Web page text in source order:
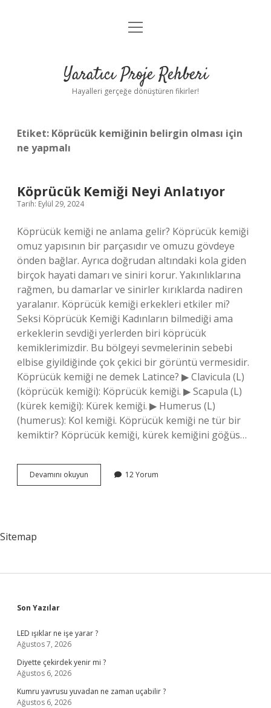
Anasayfa
Yasal Uyarı
menüyü
Yaratıcı Proje Rehberi
Hayalleri gerçeğe dönüştüren fikirler!
Etiket: Köprücük kemiğinin belirgin olması için
ne yapmalı
Köprücük Kemiği Neyi Anlatıyor
Tarih: Eylül 29, 2024
Köprücük kemiği ne anlama gelir? Köprücük kemiği
omuz yapısının bir parçasıdır ve omuzu gövdeye
önden bağlar. Ayrıca doğrudan altındaki kola giden
birçok hayati damarı ve siniri korur. Yakınlıklarına
rağmen, bu damarlar ve sinirler kırıklarda nadiren
yaralanır. Köprücük kemiği erkekleri etkiler mi?
Seksi Köprücük Kemiği Kadınların bilmediği ama
erkeklerin sevdiği yerlerden biri köprücük
kemiklerimizdir. Bu bölgeyi sevmelerinin sebebi
elbise giyildiğinde çok çekici bir görüntü vermesidir.
Köprücük kemiği ne demek Latince? ▶ Clavicula (L)
(köprücük kemiği): Köprücük kemiği. ▶ Scapula (L)
(kürek kemiği): Kürek kemiği. ▶ Humerus (L)
(humerus): Kol kemiği. Köprücük kemiği ne tür bir
kemiktir? Köprücük kemiği, kürek kemiğini göğüs…
Devamını okuyun Köprücük
Kemiği
12 Yorum
Sitemap
Sidebar
Son Yazılar
LED ışıklar ne işe yarar ?
Ağustos 7, 2026
Diyette çekirdek yenir mi ?
Ağustos 6, 2026
Kumru yavrusu yuvadan ne zaman uçabilir ?
Ağustos 6, 2026